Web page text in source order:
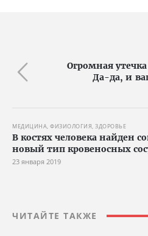
Огромная
Да-да, и
МЕДИЦИНА, ФИЗИОЛОГИЯ, ЗДОРОВЬЕ
В костях человека найден
новый тип кровеносных
23 января 2019
ЧИТАЙТЕ ТАКЖЕ